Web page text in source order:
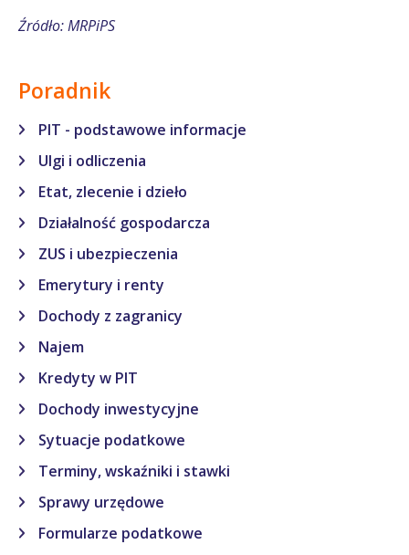
Źródło: MRPiPS
Poradnik
PIT - podstawowe informacje
Ulgi i odliczenia
Etat, zlecenie i dzieło
Działalność gospodarcza
ZUS i ubezpieczenia
Emerytury i renty
Dochody z zagranicy
Najem
Kredyty w PIT
Dochody inwestycyjne
Sytuacje podatkowe
Terminy, wskaźniki i stawki
Sprawy urzędowe
Formularze podatkowe